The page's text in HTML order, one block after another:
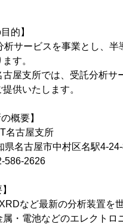
的】
析サービスを事業とし、
す。
屋支所では、受託分析
供いたします。
概要】
名古屋支所
県名古屋市中村区名駅4-
586-2626
など最新の分析装置を
・電池などのエレクト